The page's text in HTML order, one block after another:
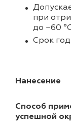
при
до −60
Срок
Нанесение
Способ
успешной